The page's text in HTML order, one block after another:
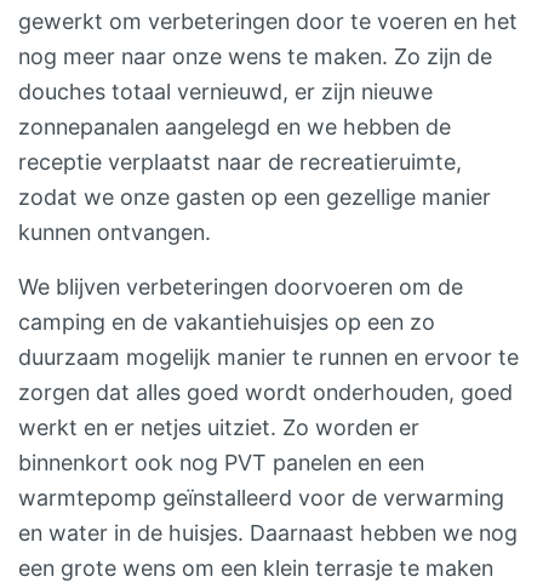
gewerkt om verbeteringen door te voeren en het
nog meer naar onze wens te maken. Zo zijn de
douches totaal vernieuwd, er zijn nieuwe
zonnepanalen aangelegd en we hebben de
receptie verplaatst naar de recreatieruimte,
zodat we onze gasten op een gezellige manier
kunnen ontvangen.
We blijven verbeteringen doorvoeren om de
camping en de vakantiehuisjes op een zo
duurzaam mogelijk manier te runnen en ervoor te
zorgen dat alles goed wordt onderhouden, goed
werkt en er netjes uitziet. Zo worden er
binnenkort ook nog PVT panelen en een
warmtepomp geïnstalleerd voor de verwarming
en water in de huisjes. Daarnaast hebben we nog
een grote wens om een klein terrasje te maken